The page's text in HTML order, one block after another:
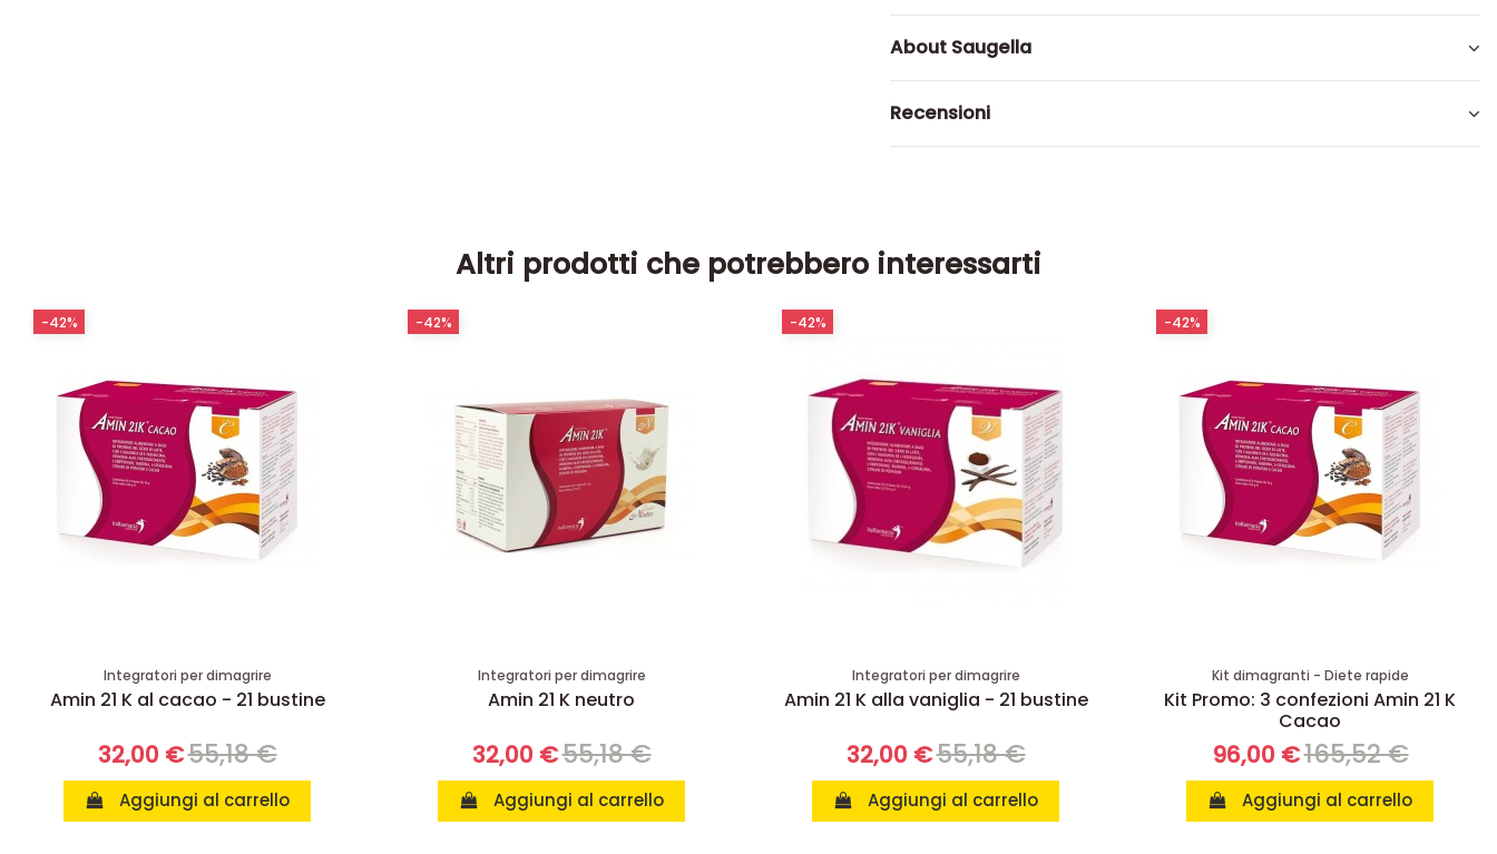
About Saugella
Recensioni
Altri prodotti che potrebbero interessarti
Integratori per dimagrire
Amin 21 K al cacao - 21 bustine
32,00 €55,18 €
Aggiungi al carrello
-42%
Integratori per dimagrire
Amin 21 K neutro
32,00 €55,18 €
Aggiungi al carrello
-42%
Integratori per dimagrire
Amin 21 K alla vaniglia - 21 bustine
32,00 €55,18 €
Aggiungi al carrello
-42%
Kit dimagranti - Diete rapide
Kit Promo: 3 confezioni Amin 21 K
Cacao
96,00 €165,52 €
Aggiungi al carrello
-42%